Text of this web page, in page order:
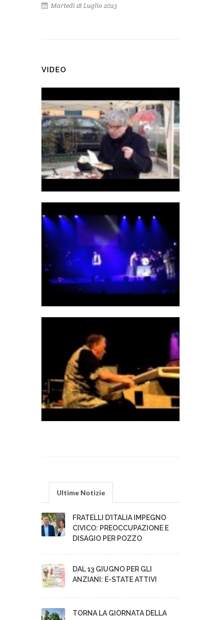
Martedì 18 Luglio 2023
VIDEO
Ultime Notizie
FRATELLI D’ITALIA IMPEGNO
CIVICO: PREOCCUPAZIONE E
DISAGIO PER POZZO
DAL 13 GIUGNO PER GLI
ANZIANI: E-STATE ATTIVI
TORNA LA GIORNATA DELLA